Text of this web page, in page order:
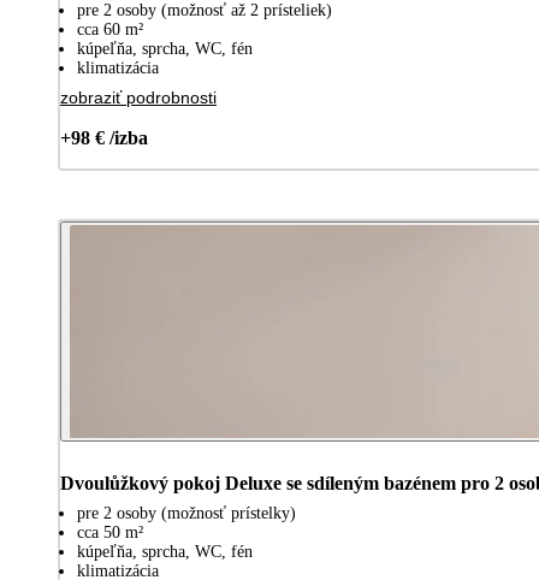
pre 2 osoby (možnosť až 2 prísteliek)
cca 60 m²
kúpeľňa, sprcha, WC, fén
klimatizácia
zobraziť podrobnosti
+98 € /izba
Dvoulůžkový pokoj Deluxe se sdíleným bazénem pro 2
pre 2 osoby (možnosť prístelky)
cca 50 m²
kúpeľňa, sprcha, WC, fén
klimatizácia